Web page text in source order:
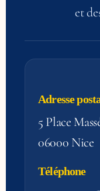
et
Adresse
5 Place
06000 Nice
Téléphone